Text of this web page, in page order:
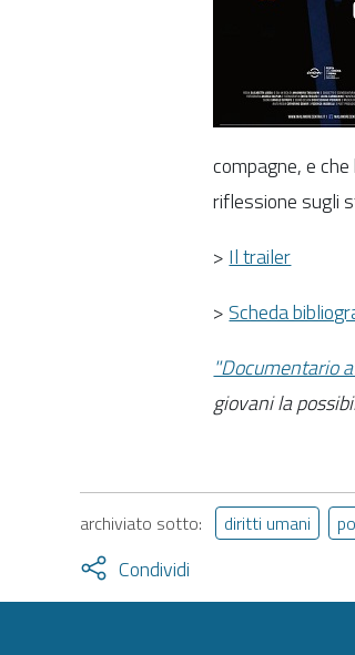
compagne, e
riflessione sugli
> Il trailer
>Scheda
"Documentario
giovani la
archiviato sotto: diritti umani
Condividi
Attiva
condividi